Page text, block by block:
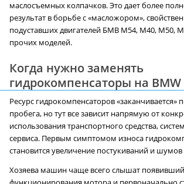
маслосъемных колпачков. Это дает более
результат в борьбе с «масложором»,
подуставших двигателей БМВ М54, М40, М50,
прочих моделей.
Когда нужно заменять
гидрокомпенсаторы на BMW
Ресурс гидрокомпенсаторов «заканчивается»
пробега, но тут все зависит напрямую от
использования транспортного средства,
сервиса. Первым симптомом износа
становится увеличение постукиваний и шумов
Хозяева машин чаще всего слышат